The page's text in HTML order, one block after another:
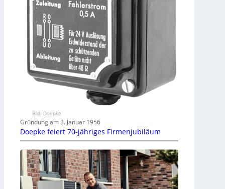
Bild: Doepke
Gründung am 3. Januar 1956
Doepke feiert 70-jähriges Firmenjubiläum